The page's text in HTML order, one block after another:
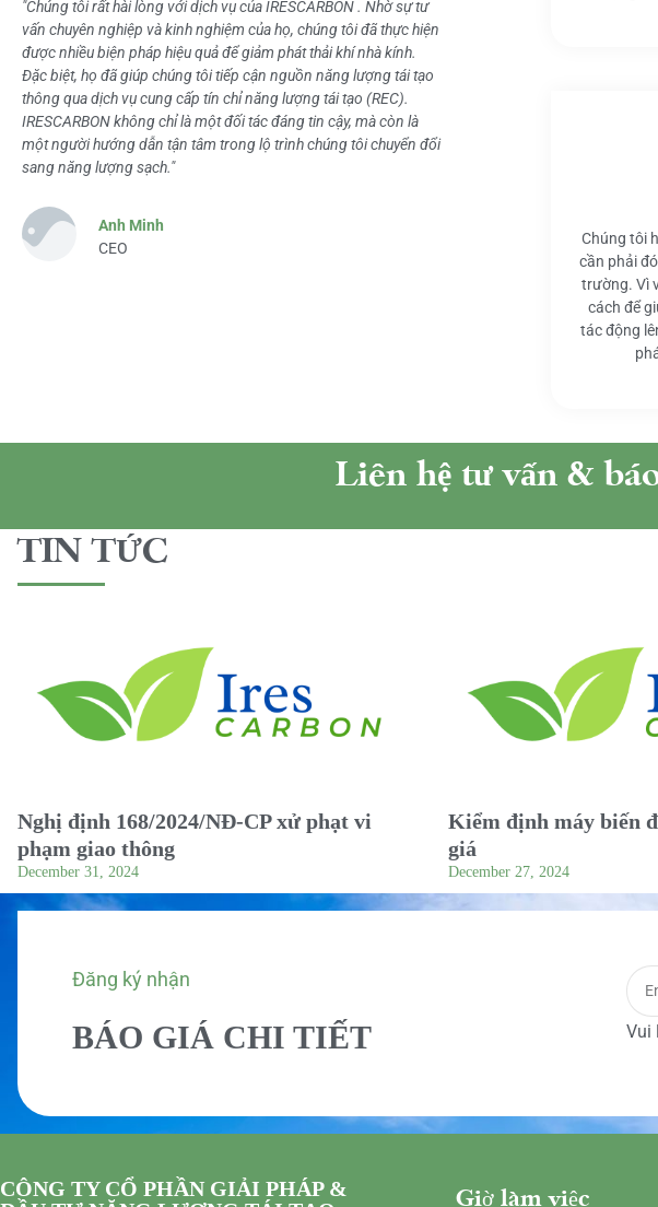
"Chúng tôi rất hài lòng với dịch vụ của IRESCARBON . Nhờ sự tư
vấn chuyên nghiệp và kinh nghiệm của họ, chúng tôi đã thực hiện
được nhiều biện pháp hiệu quả để giảm phát thải khí nhà kính.
Đặc biệt, họ đã giúp chúng tôi tiếp cận nguồn năng lượng tái tạo
thông qua dịch vụ cung cấp tín chỉ năng lượng tái tạo (REC).
IRESCARBON không chỉ là một đối tác đáng tin cậy, mà còn là
một người hướng dẫn tận tâm trong lộ trình chúng tôi chuyển đổi
sang năng lượng sạch."
Anh Minh
CEO
Chúng tôi
cần phải
trường. Vì
cách để
tác động
Liên hệ tư vấn &
TIN TỨC
Nghị định 168/2024/NĐ-CP xử phạt vi
phạm giao thông
December 31, 2024
Kiểm định máy biến
giá
December 27, 2024
Đăng ký nhận
BÁO GIÁ CHI TIẾT Vui
CÔNG TY CỔ PHẦN GIẢI PHÁP &
Giờ làm việc